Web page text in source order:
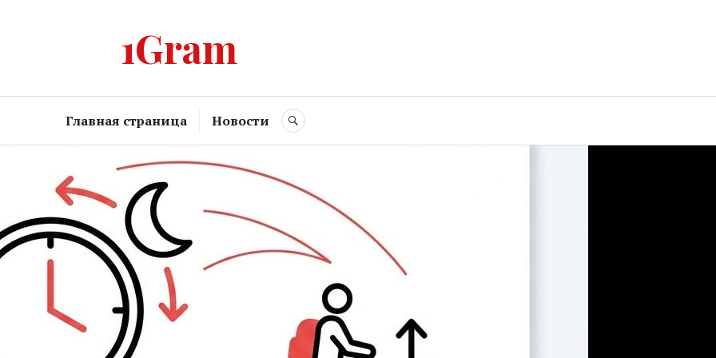
1Gram
Главная страница Новости SEARCH